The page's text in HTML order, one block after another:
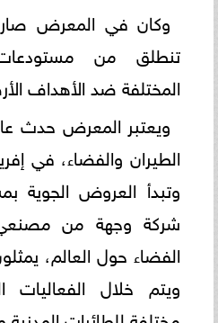
وكان في المعرض
تنطلق من مستودعات
المختلفة ضد الأهداف
ويعتبر المعرض حدث
الطيران والفضاء، في
شركة وجهة من
ويتم خلال